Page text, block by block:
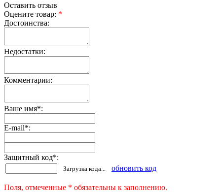
Оставить отзыв
Оцените товар: *
Достоинства:
Недостатки:
Комментарии:
Ваше имя*:
E-mail*:
Защитный код*:
Загрузка кода... обновить код
Поля, отмеченные * обязательны к заполнению.